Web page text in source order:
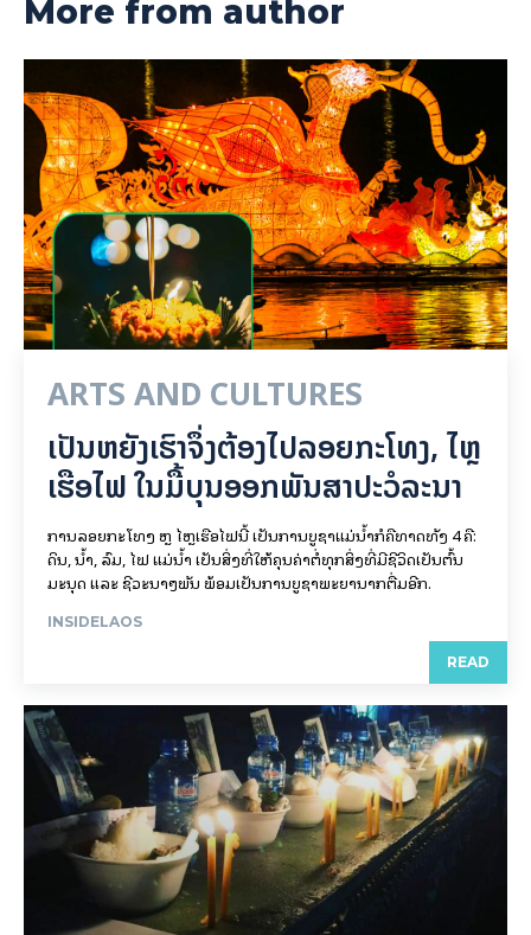
More from author
ARTS AND CULTURES
ເປັນ​ຫຍັງ​ເຮົາ​ຈຶ່ງ​ຕ້ອງ​ໄປລອຍ​ກະ​ໂທງ, ໄຫຼ​
ເຮືອ​ໄຟ ໃນ​ມື້​​ບຸນ​ອອກ​ພັນ​ສາ​ປະ​ວໍ​ລະ​ນາ
ການລອຍ​ກະ​ໂທງ ຫຼື ໄຫຼເຮືອໄຟນີ້ ເປັນການບູຊາແມ່ນໍ້າກໍຄືທາດທັງ 4 ຄື:
ດິນ, ນໍ້າ, ລົມ, ໄຟ ແມ່ນໍ້າ ເປັນສິ່ງທີ່ໃຫ້ຄຸນຄ່າຕໍ່ທຸກສິ່ງທີ່ມີຊີວິດເປັນຕົ້ນ
ມະນຸດ ແລະ ຊີວະນາໆພັນ ພ້ອມເປັນການບູຊາພະຍານາກຕື່ມອີກ.
INSIDELAOS
READ